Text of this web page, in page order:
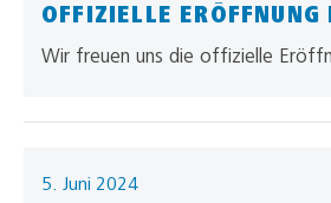
OFFIZIELLE ERÖFFNUNG
LOGISTIKSTANDORTES
360° – VIELFALT IN
Wir freuen uns die offizielle
Ankerkunden Daimler Truck AG
5. Juni 2024